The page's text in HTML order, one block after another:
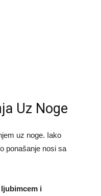
Uz Noge
uz noge. Iako
ponašanje nosi sa
i